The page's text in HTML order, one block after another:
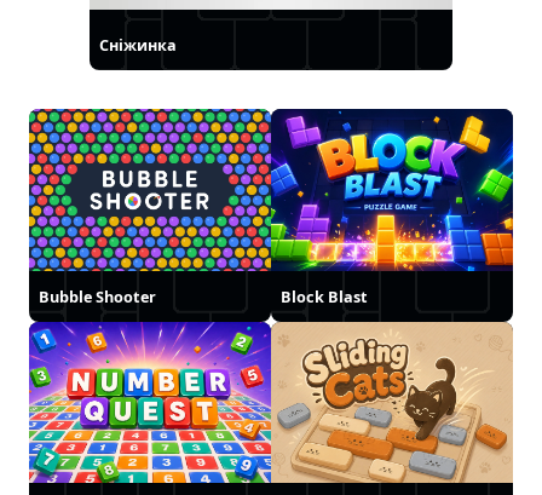
Сніжинка
Bubble Shooter Block Blast